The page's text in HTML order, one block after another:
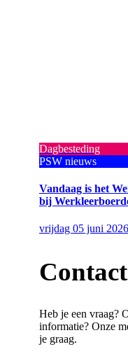
Dagbesteding
PSW nieuws
Vandaag is het
bij
vrijdag 05 juni 2026
Heb je een vraag?
informatie? Onze
je graag.